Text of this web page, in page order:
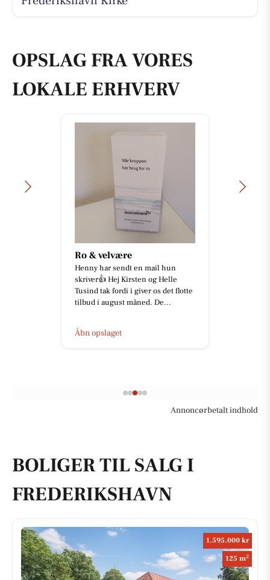
OPSLAG FRA VORES
LOKALE ERHVERV
Ro & velvære
Henny har sendt en mail hun
skriver👍 Hej Kirsten og Helle
Tusind tak fordi i giver os det flotte
tilbud i august måned. De...
Åbn opslaget
Annoncørbetalt indhold
BOLIGER TIL SALG I
FREDERIKSHAVN
1.595.000 kr
125 m2